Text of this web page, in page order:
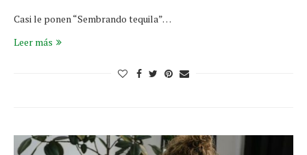
Casi le ponen “Sembrando tequila”…
Leer más